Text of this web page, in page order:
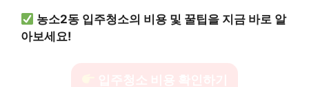
농소2동 입주청소의 비용 및 꿀팁을 지금 바로 알
아보세요!